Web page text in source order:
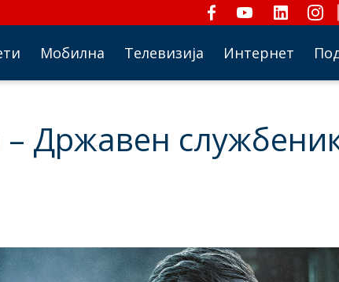
Мобилна Телевизија Интернет
– Државен